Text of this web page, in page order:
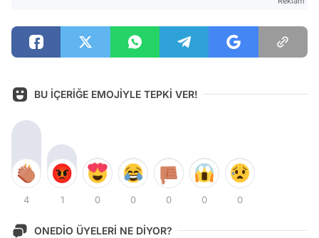
BU İÇERİĞE EMOJİYLE TEPKİ VER!
4 1 0 0 0 0 0
ONEDİO ÜYELERİ NE DİYOR?